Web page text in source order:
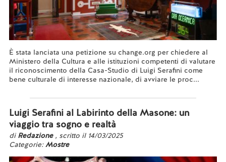
È stata lanciata una petizione su change.org per chiedere al
Ministero della Cultura e alle istituzioni competenti di valutare
il riconoscimento della Casa-Studio di Luigi Serafini come
bene culturale di interesse nazionale, di avviare le proc...
Luigi Serafini al Labirinto della Masone: un
viaggio tra sogno e realtà
di Redazione , scritto il 14/03/2025
Categorie:Mostre